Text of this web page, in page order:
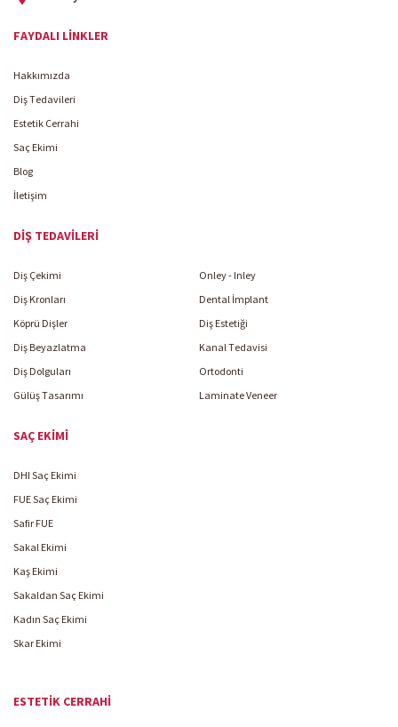
FAYDALI LINKLER
Hakkımızda
Diş Tedavileri
Estetik Cerrahi
Saç Ekimi
Blog
İletişim
DIŞ TEDAVILERI
Diş Çekimi
Diş Kronları
Köprü Dişler
Diş Beyazlatma
Diş Dolguları
Gülüş Tasarımı
Onley - Inley
Dental İmplant
Diş Estetiği
Kanal Tedavisi
Ortodonti
Laminate Veneer
ESTETIK CERRAHI
SAÇ EKIMI
DHI Saç Ekimi
FUE Saç Ekimi
Safir FUE
Sakal Ekimi
Kaş Ekimi
Sakaldan Saç Ekimi
Kadın Saç Ekimi
Skar Ekimi